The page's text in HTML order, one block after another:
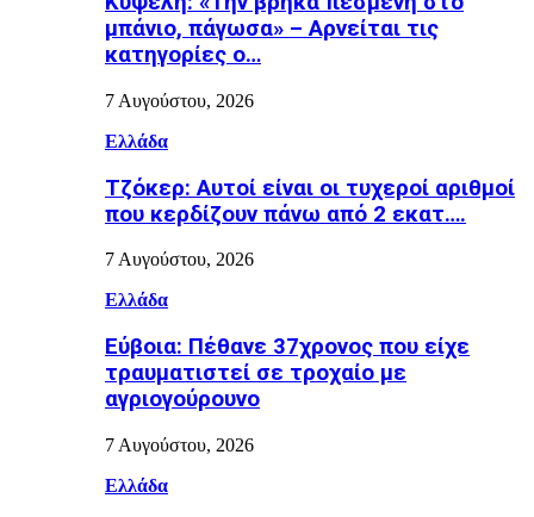
μπάνιο, πάγωσα» – Αρνείται τις
κατηγορίες ο…
7 Αυγούστου, 2026
Ελλάδα
Τζόκερ: Αυτοί είναι οι τυχεροί αριθμοί
που κερδίζουν πάνω από 2 εκατ….
7 Αυγούστου, 2026
Ελλάδα
Εύβοια: Πέθανε 37χρονος που είχε
τραυματιστεί σε τροχαίο με
αγριογούρουνο
7 Αυγούστου, 2026
Ελλάδα